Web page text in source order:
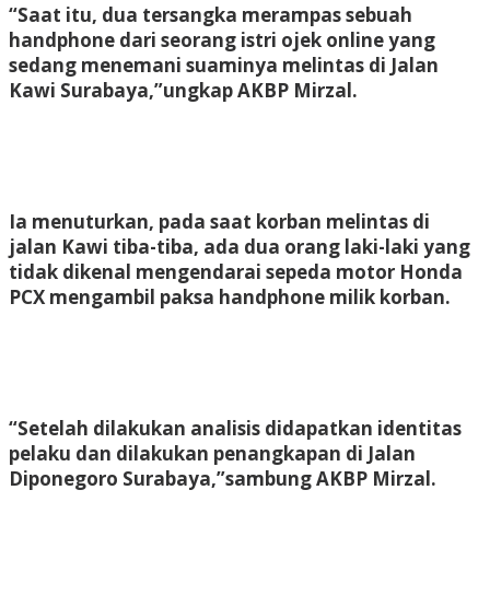
“Saat itu, dua tersangka merampas sebuah
handphone dari seorang istri ojek online yang
sedang menemani suaminya melintas di Jalan
Kawi Surabaya,”ungkap AKBP Mirzal.
Ia menuturkan, pada saat korban melintas di
jalan Kawi tiba-tiba, ada dua orang laki-laki yang
tidak dikenal mengendarai sepeda motor Honda
PCX mengambil paksa handphone milik korban.
“Setelah dilakukan analisis didapatkan identitas
pelaku dan dilakukan penangkapan di Jalan
Diponegoro Surabaya,”sambung AKBP Mirzal.